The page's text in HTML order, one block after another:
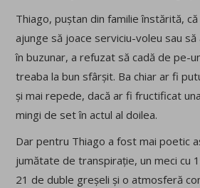
Thiago, puștan din familie înstărită,
ajunge să joace serviciu-voleu sau să
în buzunar, a refuzat să cadă de pe-
treaba la bun sfârșit. Ba chiar ar fi
și mai repede, dacă ar fi fructificat
mingi de set în actul al doilea.
Dar pentru Thiago a fost mai poetic
jumătate de transpirație, un meci cu
21 de duble greșeli și o atmosferă